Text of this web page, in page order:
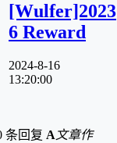
[Wulfer]2023
6 Reward
2024-8-16
13:20:00
条回复 A 文章作